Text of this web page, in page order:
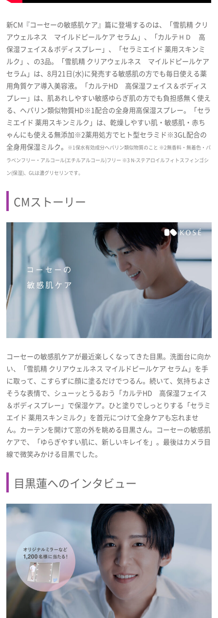
新CM『コーセーの敏感肌ケア』篇に登場するのは、「雪肌精 クリ
アウェルネス マイルドピールケア セラム」、「カルテＨＤ 高
保湿フェイス＆ボディスプレー」、「セラミエイド 薬用スキンミ
ルク」、の3品。「雪肌精 クリアウェルネス マイルドピールケア
セラム」は、8月21日(水)に発売する敏感肌の方でも毎日使える薬
用角質ケア導入美容液。「カルテHD 高保湿フェイス＆ボディス
プレー」は、肌あれしやすい敏感ゆらぎ肌の方でも負担感無く使え
る、ヘパリン類似物質HD※1配合の全身用高保湿スプレー。「セラ
ミエイド 薬用スキンミルク」は、乾燥しやすい肌・敏感肌・赤ち
ゃんにも使える無添加※2薬用処方でヒト型セラミド※3GL配合の
全身用保湿ミルク。
※1保水有効成分ヘパリン類似物質のこと ※2無香料・無着色・パ
ラベンフリー・アルコール(エチルアルコール)フリー ※3 N-ステアロイルフィトスフィンゴシ
ン(保湿)、GLは濃グリセリンです。
CMストーリー
コーセーの敏感肌ケアが最近楽しくなってきた目黒。洗面台に向か
い、「雪肌精 クリアウェルネス マイルドピールケア セラム」を手
に取って、こすらずに顔に塗るだけでつるん。続いて、気持ちよさ
そうな表情で、シューッとうるおう「カルテHD 高保湿フェイス
＆ボディスプレー」で保湿ケア。ひと塗りでしっとりする「セラミ
エイド 薬用スキンミルク」を首元につけて全身ケアも忘れませ
ん。カーテンを開けて窓の外を眺める目黒さん。コーセーの敏感肌
ケアで、「ゆらぎやすい肌に、新しいキレイを」。最後はカメラ目
線で微笑みかける目黒でした。
目黒蓮へのインタビュー